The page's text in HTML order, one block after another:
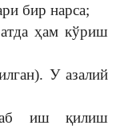
бир нарса;
ҳам кўриш
У азалий
иш қилиш